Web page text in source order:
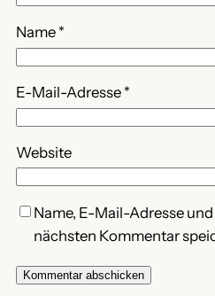
Name *
E-Mail-Adresse *
Website
Name, E-Mail-Adresse
nächsten Kommentar